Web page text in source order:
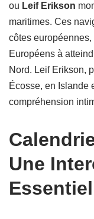
ou Leif Erikson
maritimes. Ces
côtes
Européens à
Nord. Leif Erikson,
Écosse, en Islande
compréhension
Une